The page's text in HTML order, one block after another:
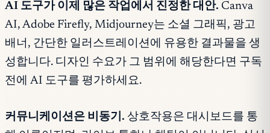
AI 도구가 이제 많은 작업에서 진정한 대안. Canva
AI, Adobe Firefly, Midjourney는 소셜 그래픽, 광고
배너, 간단한 일러스트레이션에 유용한 결과물을 생
성합니다. 디자인 수요가 그 범위에 해당한다면 구독
전에 AI 도구를 평가하세요.
커뮤니케이션은 비동기. 상호작용은 대시보드를 통